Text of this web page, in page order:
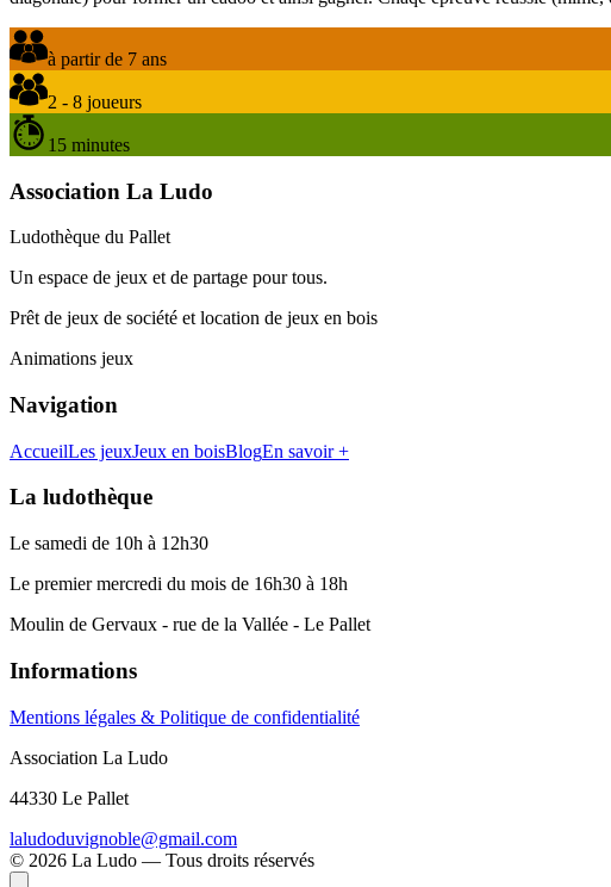
à partir de 7 ans
2 - 8 joueurs
15 minutes
Association La Ludo
Ludothèque du Pallet
Un espace de jeux et de partage pour tous.
Prêt de jeux de société et location de jeux en bois
Animations jeux
Navigation
AccueilLes jeuxJeux en boisBlogEn savoir +
La ludothèque
Le samedi de 10h à 12h30
Le premier mercredi du mois de 16h30 à 18h
Moulin de Gervaux - rue de la Vallée - Le Pallet
Informations
Mentions légales & Politique de confidentialité
Association La Ludo
44330 Le Pallet
laludoduvignoble@gmail.com
© 2026 La Ludo — Tous droits réservés